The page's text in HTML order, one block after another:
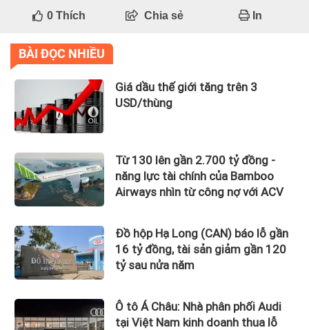
0Thích Chia sẻ In
BÀI ĐỌC NHIỀU
Giá dầu thế giới tăng trên 3
USD/thùng
Từ 130 lên gần 2.700 tỷ đồng -
năng lực tài chính của Bamboo
Airways nhìn từ công nợ với ACV
Đồ hộp Hạ Long (CAN) báo lỗ gần
16 tỷ đồng, tài sản giảm gần 120
tỷ sau nửa năm
Ô tô Á Châu: Nhà phân phối Audi
tại Việt Nam kinh doanh thua lỗ